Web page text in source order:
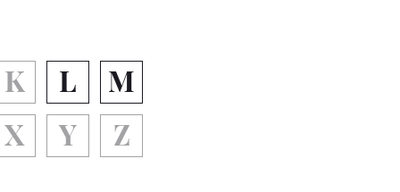
K L
M
X
Y Z